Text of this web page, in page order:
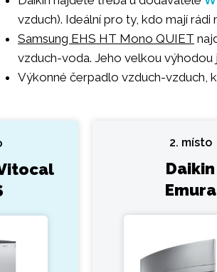
vzduch). Ideální pro ty, kdo mají rádi
Samsung EHS HT Mono QUIET
vzduch-voda. Jeho velkou výhodou
Výkonné čerpadlo vzduch-vzduch,
2. místo
Daikin
Emura